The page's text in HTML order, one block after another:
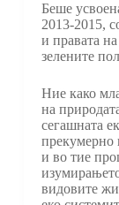
Беше
2013-2015,
и правата на
зелените
Ние како
на
сегашната
прекумерно
и во тие
видовите